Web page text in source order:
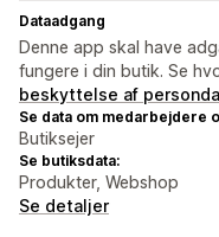
Dataadgang
Denne app skal have
fungere i din butik. Se
beskyttelse af
Se data om medarbejdere
Butiksejer
Se butiksdata:
Produkter, Webshop
Se detaljer